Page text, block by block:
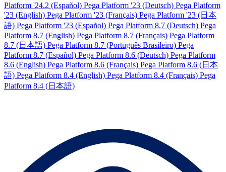
Platform '24.2 (Español) Pega Platform '23 (Deutsch) Pega Platform
'23 (English) Pega Platform '23 (Français) Pega Platform '23 (日本
語) Pega Platform '23 (Español) Pega Platform 8.7 (Deutsch) Pega
Platform 8.7 (English) Pega Platform 8.7 (Français) Pega Platform
8.7 (日本語) Pega Platform 8.7 (Português Brasileiro) Pega
Platform 8.7 (Español) Pega Platform 8.6 (Deutsch) Pega Platform
8.6 (English) Pega Platform 8.6 (Français) Pega Platform 8.6 (日本
語) Pega Platform 8.4 (English) Pega Platform 8.4 (Français) Pega
Platform 8.4 (日本語)